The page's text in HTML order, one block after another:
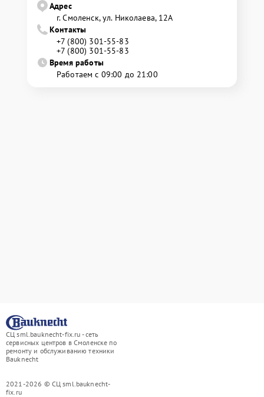
Адрес
г. Смоленск, ул. Николаева, 12А
Контакты
+7 (800) 301-55-83
+7 (800) 301-55-83
Время работы
Работаем с 09:00 до 21:00
СЦ sml.bauknecht-fix.ru - сеть
сервисных центров в Смоленске по
ремонту и обслуживанию техники
Bauknecht
2021-2026 © СЦ sml.bauknecht-
fix.ru